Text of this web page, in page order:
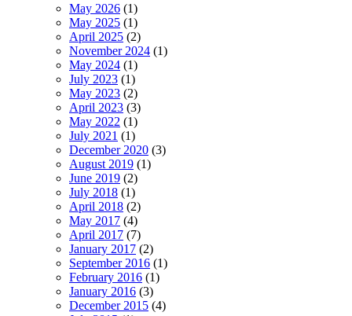
May 2026 (1)
May 2025 (1)
April 2025 (2)
November 2024 (1)
May 2024 (1)
July 2023 (1)
May 2023 (2)
April 2023 (3)
May 2022 (1)
July 2021 (1)
December 2020 (3)
August 2019 (1)
June 2019 (2)
July 2018 (1)
April 2018 (2)
May 2017 (4)
April 2017 (7)
January 2017 (2)
September 2016 (1)
February 2016 (1)
January 2016 (3)
December 2015 (4)